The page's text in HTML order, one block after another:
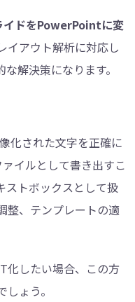
ドをPowerPointに変
イアウト解析に対応し
解決策になります。
化された文字を正確に
イルとして書き出すこ
ストボックスとして扱
整、テンプレートの適
化したい場合、この方
ょう。